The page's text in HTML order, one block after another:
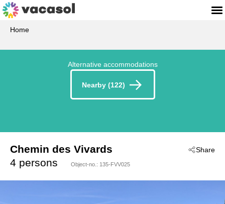
Home
Alternative accommodations
Nearby (122)
Share
Chemin des Vivards
- Cavalaire-Sur-Mer
4 persons Object-no.: 135-FVV025